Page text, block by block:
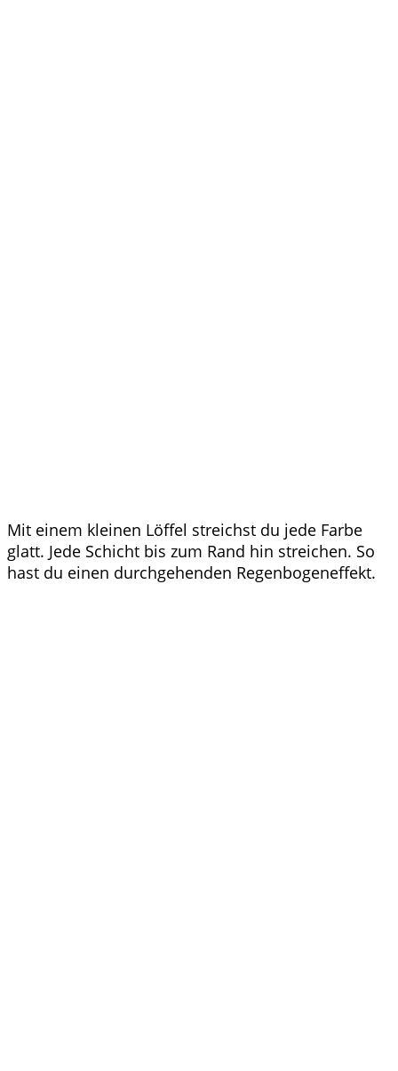
Mit einem kleinen Löffel streichst du jede Farbe
glatt. Jede Schicht bis zum Rand hin streichen. So
hast du einen durchgehenden Regenbogeneffekt.